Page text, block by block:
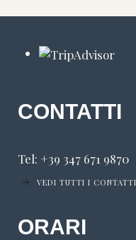
CONTATTI
Tel: +39 347 671 9870
VEDI TUTTI I CONTATTI
ORARI